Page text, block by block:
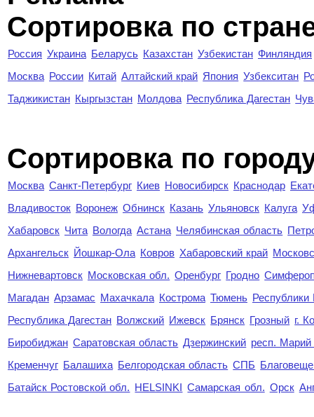
Сортировка по
Россия Украина Беларусь Казахстан Узбекистан Финляндия
Москва России Китай Алтайский край Япония Узбекситан
Таджикистан Кыргызстан Молдова Республика Дагестан
Cортировка по
Москва Санкт-Петербург Киев Новосибирск Краснодар
Владивосток Воронеж Обнинск Казань Ульяновск Калуга
Хабаровск Чита Вологда Астана Челябинская область
Архангельск Йошкар-Ола Ковров Хабаровский край
Нижневартовск Московская обл. Оренбург Гродно
Магадан Арзамас Махачкала Кострома Тюмень Республики
Республика Дагестан Волжский Ижевск Брянск Грозный г.
Биробиджан Саратовская область Дзержинский респ.
Кременчуг Балашиха Белгородская область СПБ
Батайск Ростовской обл. HELSINKI Самарская обл. Орск